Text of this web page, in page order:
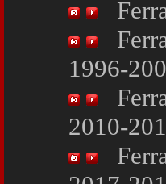
1996-
2010-